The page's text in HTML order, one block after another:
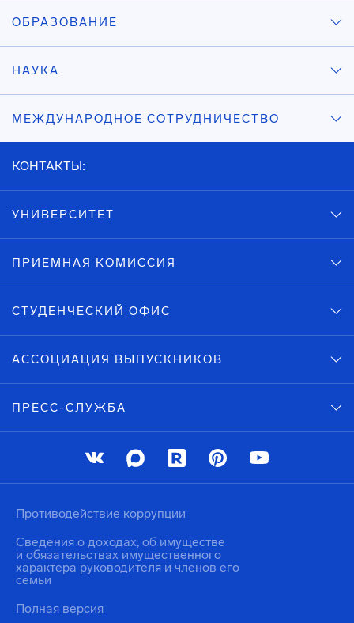
ОБРАЗОВАНИЕ
НАУКА
МЕЖДУНАРОДНОЕ СОТРУДНИЧЕСТВО
КОНТАКТЫ:
УНИВЕРСИТЕТ
ПРИЕМНАЯ КОМИССИЯ
СТУДЕНЧЕСКИЙ ОФИС
АССОЦИАЦИЯ ВЫПУСКНИКОВ
ПРЕСС-СЛУЖБА
Противодействие коррупции
Сведения о доходах, об имуществе
и обязательствах имущественного
характера руководителя и членов его
семьи
Полная версия